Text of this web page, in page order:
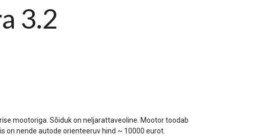
3.2
mootoriga. Sõiduk on neljarattaveoline. Mootor toodab
on nende autode orienteeruv hind ~ 10000 eurot.